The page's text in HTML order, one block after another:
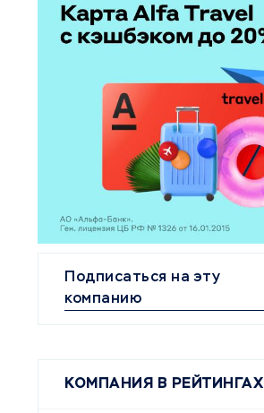
Подписаться на эту
компанию
КОМПАНИЯ В РЕЙТИНГАХ